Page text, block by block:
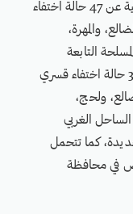
وريمة. كما تتحمل القوات الحكومية المسؤولية عن 47 حالة اختفاء
والمهرة،
التابعة
للمجلس الانتقالي الجنوبي المسنودة إماراتيًا 31 حالة اختفاء قسري
ولحج،
الغربي
كما تتحمل
عن اختفاء 7 أشخاص في محافظة